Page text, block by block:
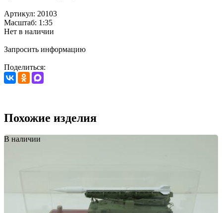
Артикул: 20103
Масштаб: 1:35
Нет в наличии
Запросить информацию
Поделиться:
Похожие изделия
В наличии